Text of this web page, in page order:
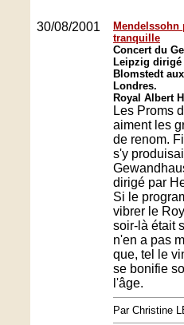
30/08/2001
tranquille
Concert du
Leipzig dirigé
Blomstedt
Londres.
Royal Albert
Les Proms
aiment les
de renom.
s'y
dirigé par
Si le
vibrer le
soir-là était
n'en a pas
que, tel le
se bonifie
l'âge.
Par Christine